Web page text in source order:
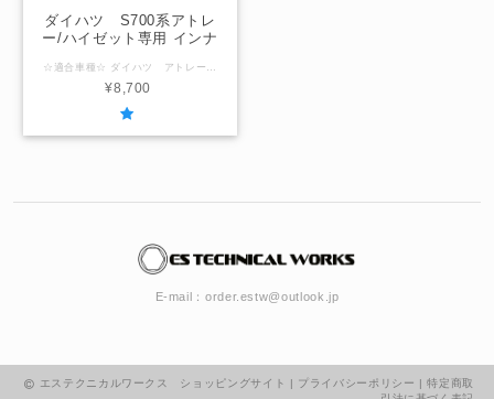
ダイハツ S700系アトレ
ー/ハイゼット専用 インナ
スバン サンバー
☆適合車種☆ ダイハツ アトレー アトレーデッキバン ハイゼットカーゴ ハイゼットデッキバン トヨタ ピクシスバン スバル サンバー (型式：S700V,S710V,S700W,S710W) ☆内径サイズ/厚み☆ フロントドア用 国産社外10ｃｍスピーカー用95ｍｍ / 厚み10ｍｍ 国産社外12ｃｍスピーカー用103ｍｍ / 厚み10ｍｍ 国産社外13ｃｍスピーカー用120ｍｍ / 厚み10ｍｍ 国産社外16ｃｍスピーカー用127ｍｍ / 厚み10ｍｍ 国産社外17ｃｍスピーカー用140ｍｍ / 厚み10ｍｍ 海外製社外スピーカー用145ｍｍ / 厚み10ｍｍ ☆注意事項☆ 純正スピーカーが取り付けられていない車両はバッフルをねじ止めするためにメーカー純正グロメットが必要です。（当方から販売可能） ＠内径サイズ変更可能範囲＠ ～145ｍｍ以下 「在庫なし」の表示の場合は製作させていただきますのでお問合せください。
¥8,700
E-mail：order.estw@outlook.jp
エステクニカルワークス ショッピングサイト | プライバシーポリシー |特定商取